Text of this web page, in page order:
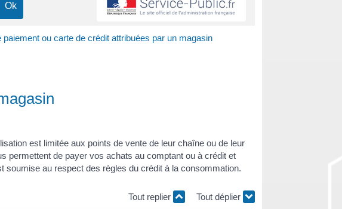
paiement ou carte de crédit attribuées par un magasin
est limitée aux points de vente de leur chaîne ou de leur
permettent de payer vos achats au comptant ou à crédit et
soumise au respect des règles du crédit à la consommation.
Tout replier Tout déplier